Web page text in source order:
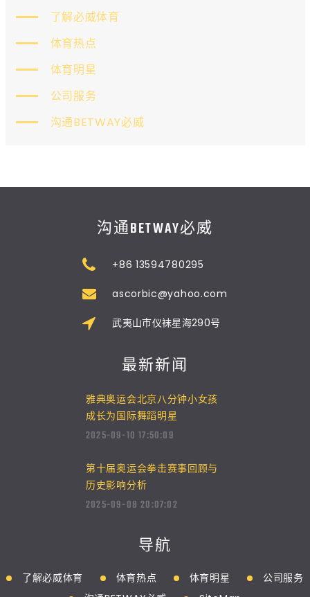
了解必威体育
体育热点
体育明星
公司服务
沟通BETWAY必威
沟通BETWAY必威
+86 13594780295
ascorbic@yahoo.com
武夷山市仪袜星海290号
最新新闻
雅典奥运会北京八分钟小女孩
成长为国际舞蹈明星
2025-09-10 17:50:09
第十届奥运会拳击赛事回顾与
历史影响分析
2025-09-08 20:07:02
导航
了解必威体育 体育热点 体育明星
公司服务